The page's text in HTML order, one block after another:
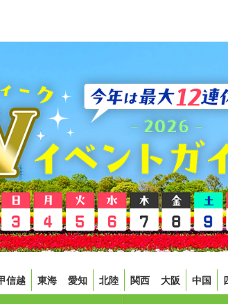
信越 東海 愛知 北陸 関西 大阪 中国